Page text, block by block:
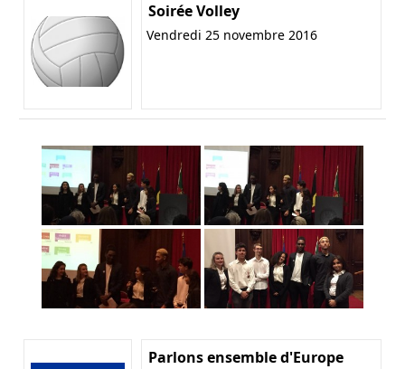
Soirée Volley
Vendredi 25 novembre 2016
Parlons ensemble d'Europe